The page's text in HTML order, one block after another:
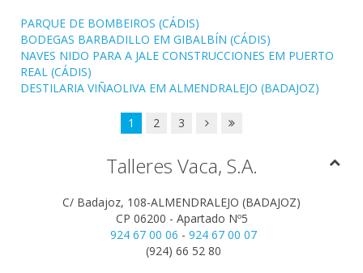
PARQUE DE BOMBEIROS (CÁDIS)
BODEGAS BARBADILLO EM GIBALBÍN (CÁDIS)
NAVES NIDO PARA A JALE CONSTRUCCIONES EM PUERTO
REAL (CÁDIS)
DESTILARIA VIÑAOLIVA EM ALMENDRALEJO (BADAJOZ)
1 2 3
Talleres Vaca, S.A.
C/ Badajoz, 108-ALMENDRALEJO (BADAJOZ)
CP 06200 - Apartado Nº5
924 67 00 06 - 924 67 00 07
(924) 66 52 80